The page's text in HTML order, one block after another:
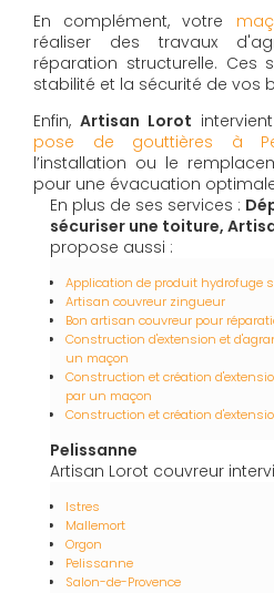
En complément, votre
réaliser des travaux
réparation structurelle. Ces
stabilité et la sécurité de vos
Enfin, Artisan Lorot
pose de gouttières à
l’installation ou le
pour une évacuation
En plus de ses services :
sécuriser une toiture,
propose aussi :
Application de produit hydrofuge
Artisan couvreur zingueur
Bon artisan couvreur pour
Construction d'extension et
un maçon
Construction et création
par un maçon
Construction et création
Pelissanne
Artisan Lorot couvreur
Istres
Mallemort
Orgon
Pelissanne
Salon-de-Provence